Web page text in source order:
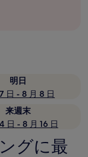
明日
日 - 8 月 8 日
来週末
日 - 8 月 16 日
グに最